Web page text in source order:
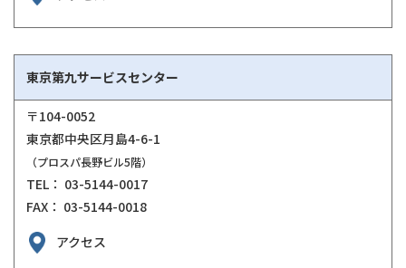
東京第九サービスセンター
〒104-0052
東京都中央区月島4-6-1
（プロスパ長野ビル5階）
TEL： 03-5144-0017
FAX： 03-5144-0018
アクセス